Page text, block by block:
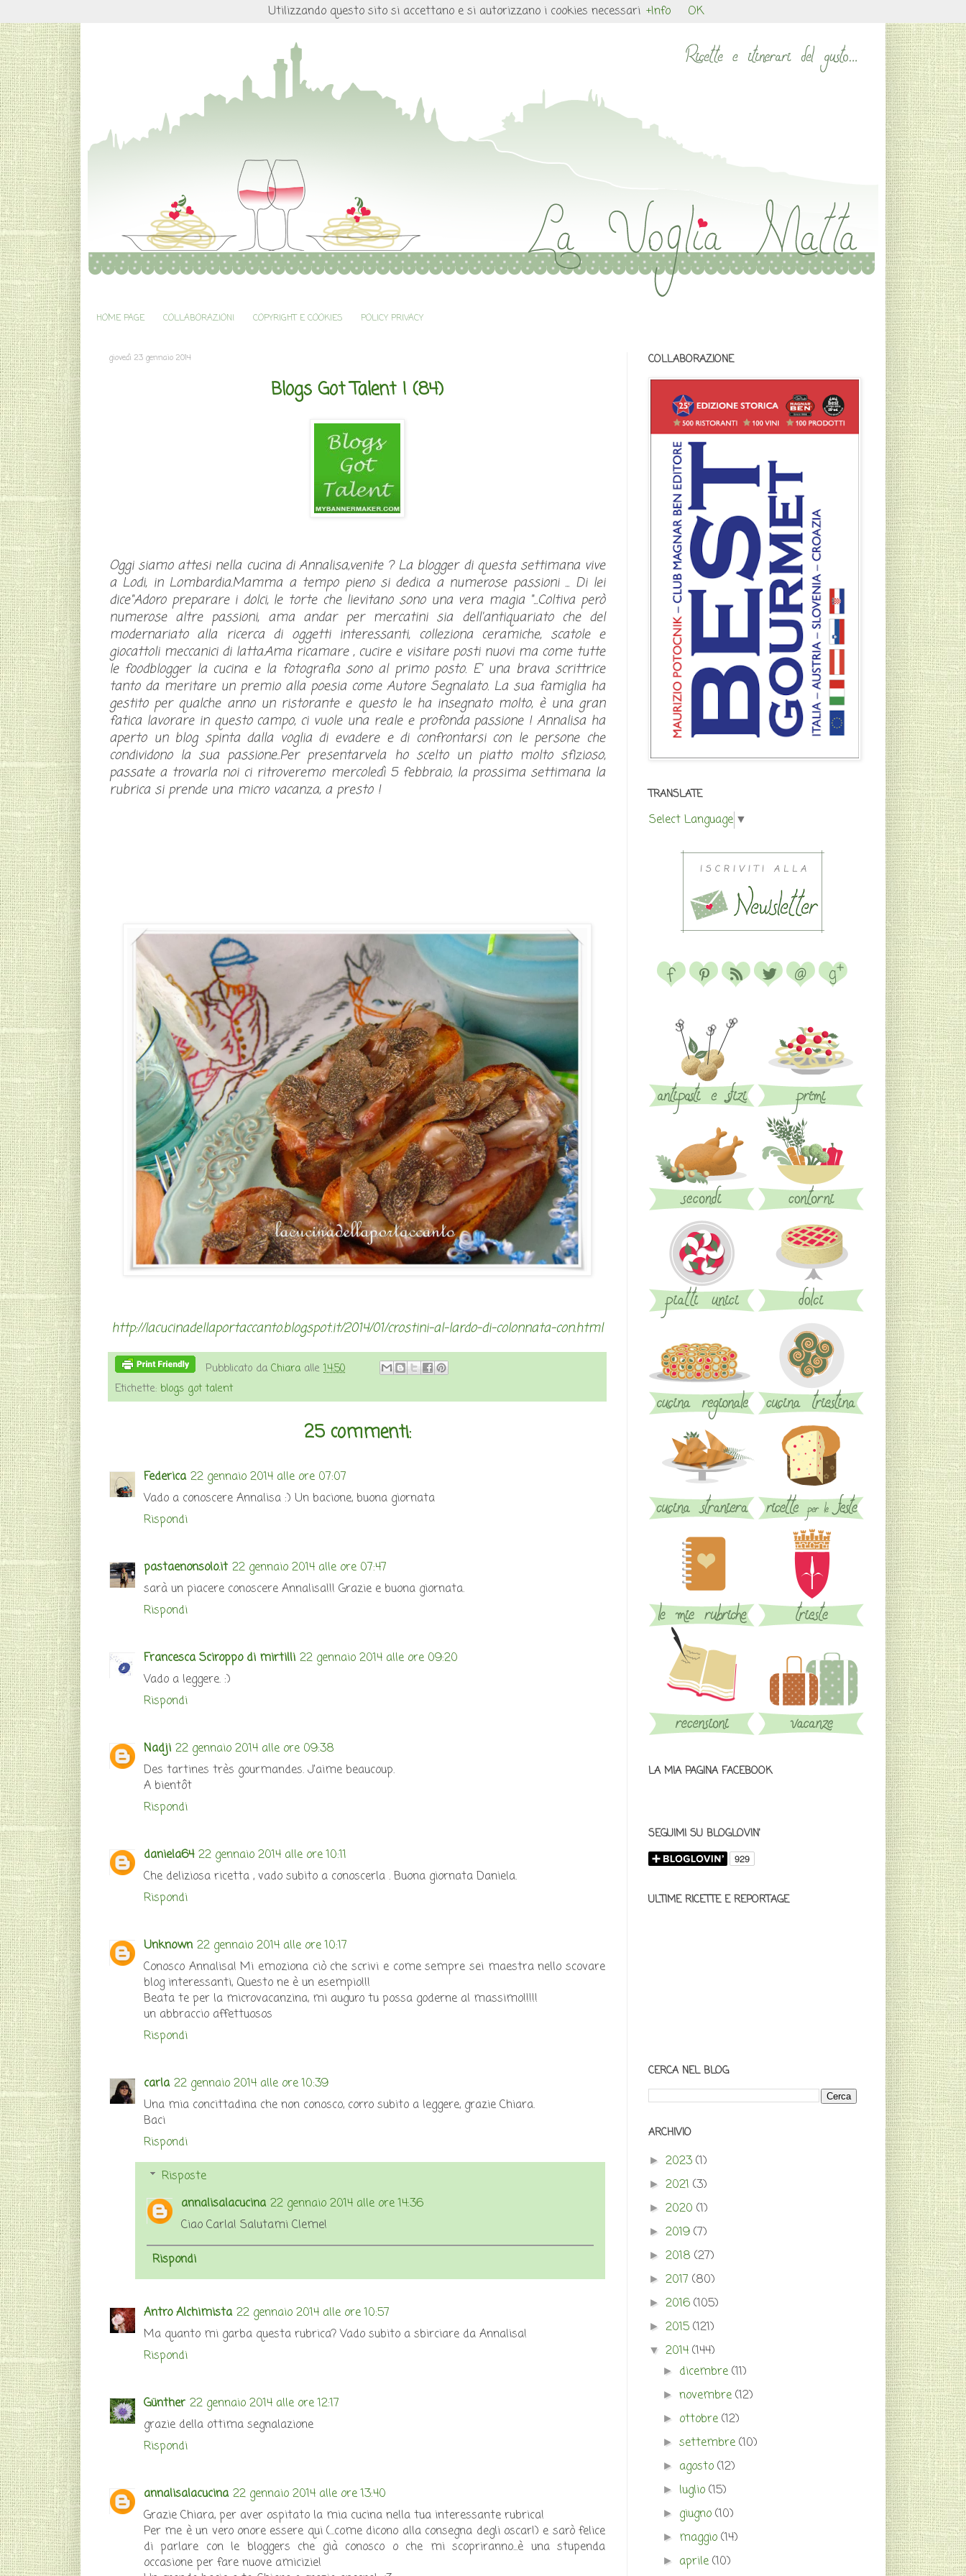
HOME PAGE COLLABORAZIONI COPYRIGHT E COOKIES POLICY PRIVACY
giovedì 23 gennaio 2014
Blogs Got Talent ! (84)
Oggi siamo attesi nella cucina di Annalisa,venite ? La blogger di questa settimana vive
a Lodi, in Lombardia.Mamma a tempo pieno si dedica a numerose passioni ... Di lei
dice"Adoro preparare i dolci, le torte che lievitano sono una vera magia "...Coltiva però
numerose altre passioni, ama andar per mercatini sia dell'antiquariato che del
modernariato alla ricerca di oggetti interessanti, colleziona ceramiche, scatole e
giocattoli meccanici di latta.Ama ricamare , cucire e visitare posti nuovi ma come tutte
le foodblogger la cucina e la fotografia sono al primo posto. E' una brava scrittrice
tanto da meritare un premio alla poesia come Autore Segnalato. La sua famiglia ha
gestito per qualche anno un ristorante e questo le ha insegnato molto, è una gran
fatica lavorare in questo campo, ci vuole una reale e profonda passione ! Annalisa ha
aperto un blog spinta dalla voglia di evadere e di confrontarsi con le persone che
condividono la sua passione..Per presentarvela ho scelto un piatto molto sfizioso,
passate a trovarla noi ci ritroveremo mercoledì 5 febbraio, la prossima settimana la
rubrica si prende una micro vacanza, a presto !
http://lacucinadellaportaccanto.blogspot.it/2014/01/crostini-al-lardo-di-colonnata-con.html
Pubblicato daChiara alle14:50
Etichette: blogs got talent
25 commenti:
Federica 22 gennaio 2014 alle ore 07:07
Vado a conoscere Annalisa :) Un bacione, buona giornata
Rispondi
pastaenonsolo.it 22 gennaio 2014 alle ore 07:47
sarà un piacere conoscere Annalisa!!! Grazie e buona giornata.
Rispondi
Francesca Sciroppo di mirtilli 22 gennaio 2014 alle ore 09:20
Vado a leggere. :)
Rispondi
Nadji 22 gennaio 2014 alle ore 09:38
Des tartines très gourmandes. J'aime beaucoup.
A bientôt
Rispondi
daniela64 22 gennaio 2014 alle ore 10:11
Che deliziosa ricetta , vado subito a conoscerla . Buona giornata Daniela.
Rispondi
Unknown 22 gennaio 2014 alle ore 10:17
Conosco Annalisa! Mi emoziona ciò che scrivi e come sempre sei maestra nello scovare
blog interessanti, Questo ne è un esempio!!!
Beata te per la microvacanzina, mi auguro tu possa goderne al massimo!!!!!
un abbraccio affettuosos
Rispondi
carla 22 gennaio 2014 alle ore 10:39
Una mia concittadina che non conosco, corro subito a leggere, grazie Chiara.
Baci
Rispondi
Risposte
annalisalacucina 22 gennaio 2014 alle ore 14:36
Ciao Carla! Salutami Cleme!
Rispondi
Antro Alchimista 22 gennaio 2014 alle ore 10:57
Ma quanto mi garba questa rubrica? Vado subito a sbirciare da Annalisa!
Rispondi
Günther 22 gennaio 2014 alle ore 12:17
grazie della ottima segnalazione
Rispondi
annalisalacucina 22 gennaio 2014 alle ore 13:40
Grazie Chiara, per aver ospitato la mia cucina nella tua interessante rubrica!
Per me è un vero onore essere qui (...come dicono alla consegna degli oscar!) e sarò felice
di parlare con le bloggers che già conosco o che mi scopriranno...è una stupenda
occasione per fare nuove amicizie!
COLLABORAZIONE
TRANSLATE
Select Language ▼
LA MIA PAGINA FACEBOOK
SEGUIMI SU BLOGLOVIN'
ULTIME RICETTE E REPORTAGE
CERCA NEL BLOG
ARCHIVIO
► 2023 (1)
► 2021 (3)
► 2020 (1)
► 2019 (7)
► 2018 (27)
► 2017 (80)
► 2016 (105)
► 2015 (121)
▼ 2014 (144)
► dicembre(11)
►novembre(12)
► ottobre(12)
►settembre(10)
► agosto(12)
► luglio(15)
► giugno(10)
► maggio(14)
► aprile(10)
Utilizzando questo sito si accettano e si autorizzano i cookies necessari +Info OK